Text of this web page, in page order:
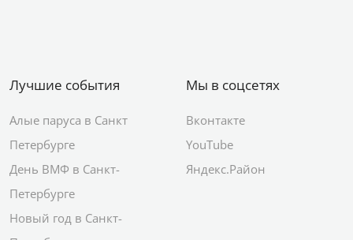
Лучшие события
Алые паруса в Санкт
Петербурге
День ВМФ в Санкт-
Петербурге
Новый год в Санкт-
Мы в соцсетях
Вконтакте
YouTube
Яндекс.Район